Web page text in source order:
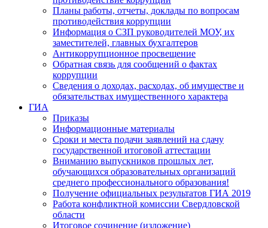
Планы работы, отчеты, доклады по вопросам
противодействия коррупции
Информация о СЗП руководителей МОУ, их
заместителей, главных бухгалтеров
Антикоррупционное просвещение
Обратная связь для сообщений о фактах
коррупции
Сведения о доходах, расходах, об имуществе и
обязательствах имущественного характера
ГИА
Приказы
Информационные материалы
Сроки и места подачи заявлений на сдачу
государственной итоговой аттестации
Вниманию выпускников прошлых лет,
обучающихся образовательных организаций
среднего профессионального образования!
Получение официальных результатов ГИА 2019
Работа конфликтной комиссии Свердловской
области
Итоговое сочинение (изложение)